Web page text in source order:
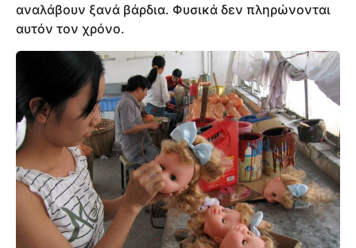
αναλάβουν ξανά βάρδια. Φυσικά δεν πληρώνονται
αυτόν τον χρόνο.